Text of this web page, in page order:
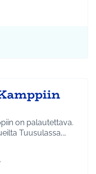
Tuusula
mukaan: Ympäristö
on palautettava.
Tuusulassa,…
Tuusula
mukaan: Infra ja liikenne